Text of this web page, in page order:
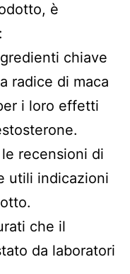
è
chiave
radice di maca
i loro effetti
recensioni di
utili indicazioni
che il
da laboratori